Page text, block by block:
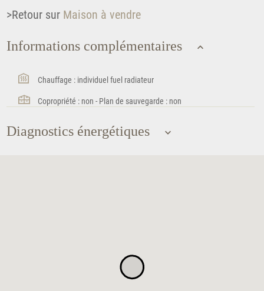
>Retour surMaison à vendre
Informations complémentaires
Chauffage : individuel fuel radiateur
Copropriété : non - Plan de sauvegarde : non
Diagnostics énergétiques